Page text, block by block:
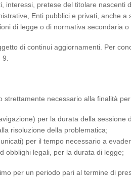
pretese del titolare nascenti
Enti pubblici e privati, anche a
di legge o di normativa secondaria o
di continui aggiornamenti. Per
necessario alla finalità
per la durata della
risoluzione della problematica;
per il tempo necessario a
obblighi legali, per la durata di legge;
per un periodo pari al termine di